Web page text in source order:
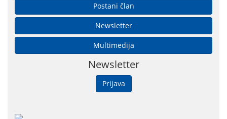
Postani član
Newsletter
Multimedija
Newsletter
Prijava